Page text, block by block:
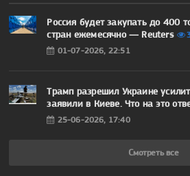
Россия будет закупать до 400
стран ежемесячно — Reuters
01-07-2026, 22:51
Трамп разрешил Украине
заявили в Киеве. Что на это
25-06-2026, 17:40
Смотреть все